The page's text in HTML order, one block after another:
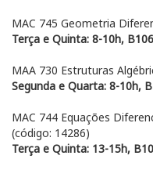
MAC 745 Geometria
Terça e Quinta: 8-10h,
MAA 730 Estruturas
Segunda e Quarta: 8-10h,
MAC 744 Equações
(código: 14286)
Terça e Quinta: 13-15h,